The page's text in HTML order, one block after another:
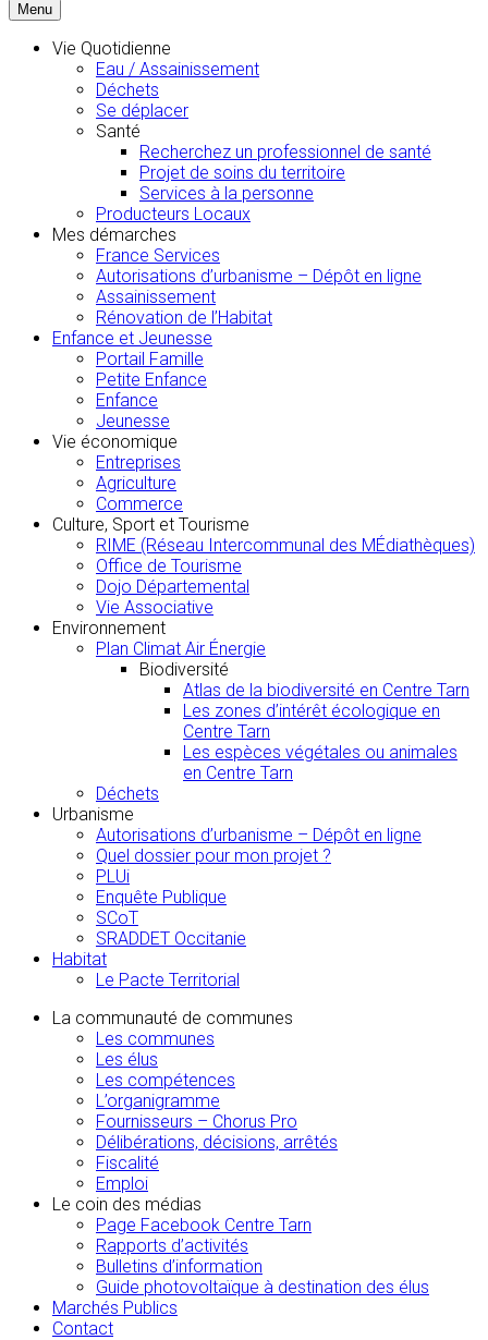
Menu
Vie Quotidienne
Eau / Assainissement
Déchets
Se déplacer
Santé
Recherchez un professionnel de santé
Projet de soins du territoire
Services à la personne
Producteurs Locaux
Mes démarches
France Services
Autorisations d’urbanisme – Dépôt en ligne
Assainissement
Rénovation de l’Habitat
Enfance et Jeunesse
Portail Famille
Petite Enfance
Enfance
Jeunesse
Vie économique
Entreprises
Agriculture
Commerce
Culture, Sport et Tourisme
RIME (Réseau Intercommunal des MÉdiathèques)
Office de Tourisme
Dojo Départemental
Vie Associative
Environnement
Plan Climat Air Énergie
Biodiversité
Atlas de la biodiversité en Centre Tarn
Les zones d’intérêt écologique en
Centre Tarn
Les espèces végétales ou animales
en Centre Tarn
Déchets
Urbanisme
Autorisations d’urbanisme – Dépôt en ligne
Quel dossier pour mon projet ?
PLUi
Enquête Publique
SCoT
SRADDET Occitanie
Habitat
Le Pacte Territorial
La communauté de communes
Les communes
Les élus
Les compétences
L’organigramme
Fournisseurs – Chorus Pro
Délibérations, décisions, arrêtés
Fiscalité
Emploi
Le coin des médias
Page Facebook Centre Tarn
Rapports d’activités
Bulletins d’information
Guide photovoltaïque à destination des élus
Marchés Publics
Contact